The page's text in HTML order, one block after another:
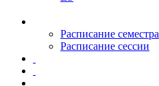
Расписание семестра
Расписание сессии